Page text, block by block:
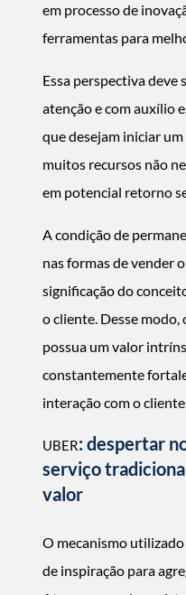
em processo de
ferramentas para
Essa perspectiva deve
atenção e com auxílio
que desejam iniciar
muitos recursos não
em potencial retorno
A condição de
nas formas de vender
significação do
o cliente. Desse modo,
possua um valor
constantemente
interação com o
UBER: despertar
serviço
valor
O mecanismo
de inspiração para